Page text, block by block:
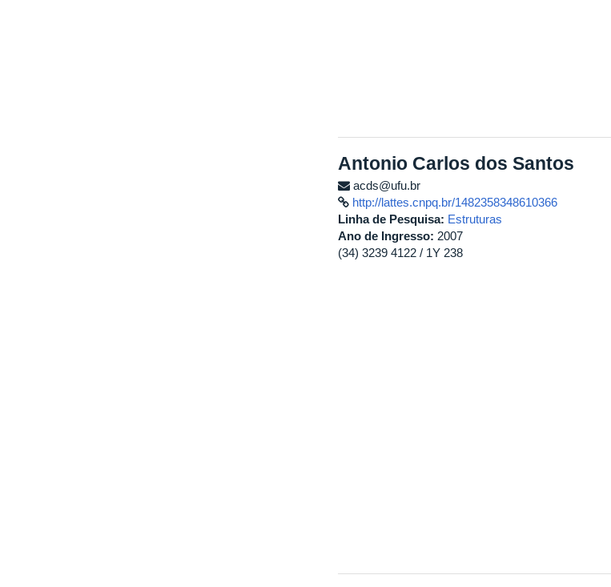
Antonio Carlos dos Santos
acds@ufu.br
http://lattes.cnpq.br/1482358348610366
Linha de Pesquisa: Estruturas
Ano de Ingresso: 2007
(34) 3239 4122 / 1Y 238